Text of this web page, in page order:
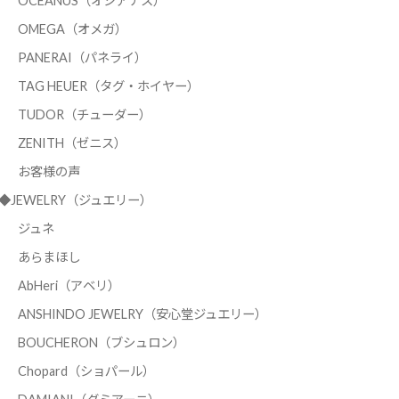
OMEGA（オメガ）
PANERAI（パネライ）
TAG HEUER（タグ・ホイヤー）
TUDOR（チューダー）
ZENITH（ゼニス）
お客様の声
（ジュエリー）
ジュネ
あらまほし
AbHeri（アベリ）
ANSHINDO JEWELRY（安心堂ジュエリー）
BOUCHERON（ブシュロン）
Chopard（ショパール）